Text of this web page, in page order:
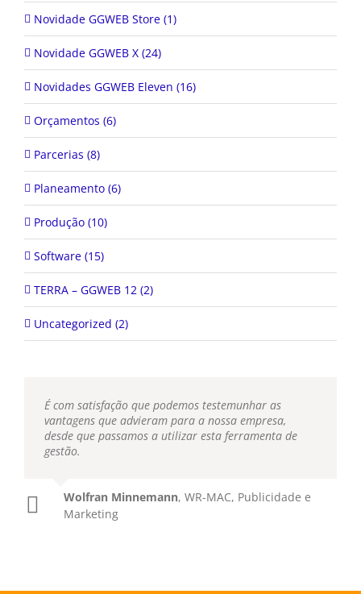
Novidade GGWEB Store (1)
Novidade GGWEB X (24)
Novidades GGWEB Eleven (16)
Orçamentos (6)
Parcerias (8)
Planeamento (6)
Produção (10)
Software (15)
TERRA – GGWEB 12 (2)
Uncategorized (2)
É com satisfação que podemos testemunhar as
vantagens que advieram para a nossa empresa,
desde que passamos a utilizar esta ferramenta de
gestão.
Wolfran Minnemann, WR-MAC, Publicidade e
Marketing